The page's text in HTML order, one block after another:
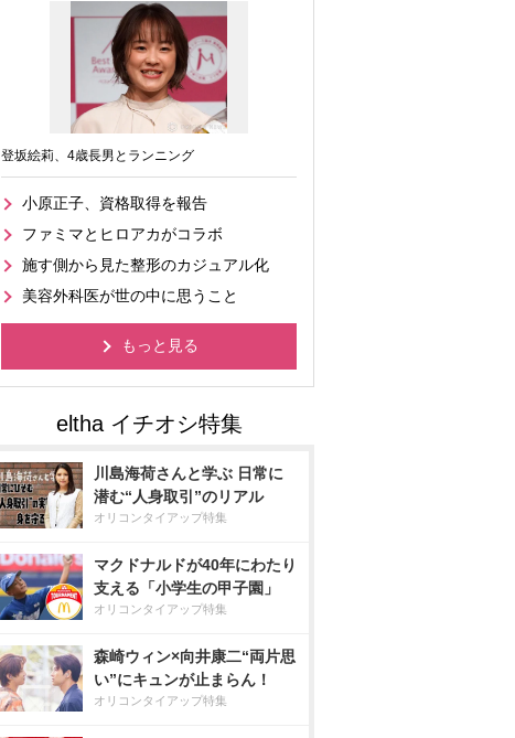
登坂絵莉、4歳長男とランニング
小原正子、資格取得を報告
ファミマとヒロアカがコラボ
施す側から見た整形のカジュアル化
美容外科医が世の中に思うこと
もっと見る
川島海荷さんと学ぶ 日常に
潜む“人身取引”のリアル
オリコンタイアップ特集
マクドナルドが40年にわたり
支える「小学生の甲子園」
オリコンタイアップ特集
森崎ウィン×向井康二“両片思
い”にキュンが止まらん！
オリコンタイアップ特集